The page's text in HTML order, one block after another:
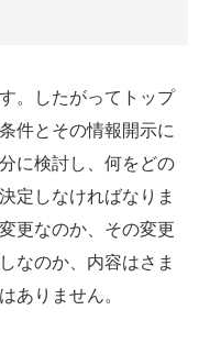
。したがってトップ
件とその情報開示に
に検討し、何をどの
定しなければなりま
更なのか、その変更
なのか、内容はさま
ありません。